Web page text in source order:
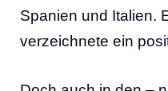
Spanien und Italien.
verzeichnete ein